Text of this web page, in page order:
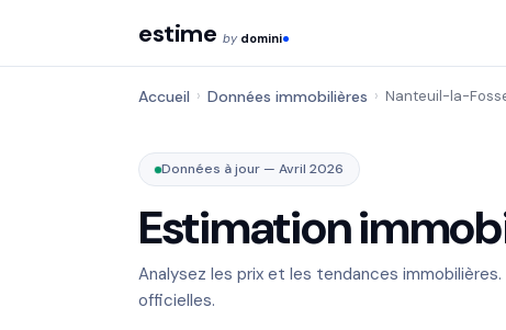
estime by domini
Accueil › Données immobilières › Nanteuil-la-
Données à jour — Avril 2026
Estimation
Analysez les prix et les tendances
officielles.